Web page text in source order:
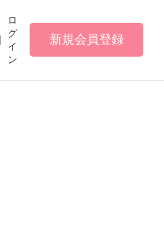
ロ
グ
イ
ン
新規会員登録